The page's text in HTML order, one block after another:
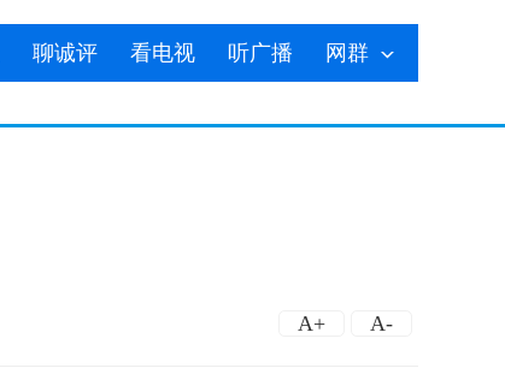
聊诚评 看电视 听广播 网群
A+ A-